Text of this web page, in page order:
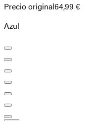
Precio original64,99 €
Azul